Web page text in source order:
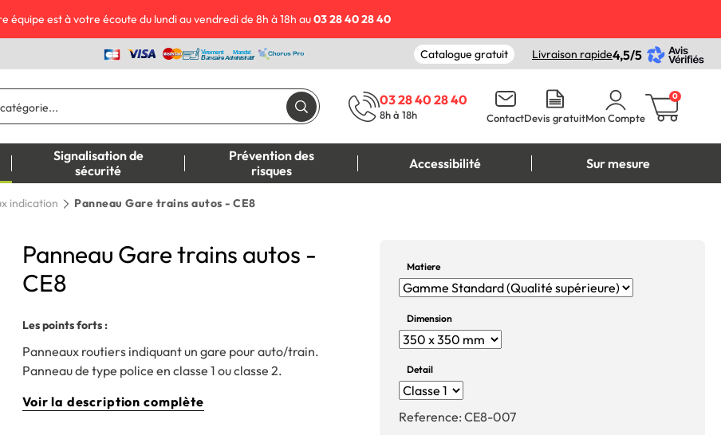
équipe est à votre écoute du lundi au vendredi de 8h à 18h au03 28 40 28 40
Catalogue gratuit Livraison rapide4,5/5
03 28 40 28 40
8h à 18h ContactDevis gratuitMon Compte
0
Signalisation de
sécurité
Prévention des
risques
Accessibilité Sur mesure
indication Panneau Gare trains autos - CE8
Panneau Gare trains autos -
CE8
Les points forts :
Panneaux routiers indiquant un gare pour auto/train.
Panneau de type police en classe 1 ou classe 2.
Voir la description complète
Matiere
Dimension
Detail
Reference: CE8-007